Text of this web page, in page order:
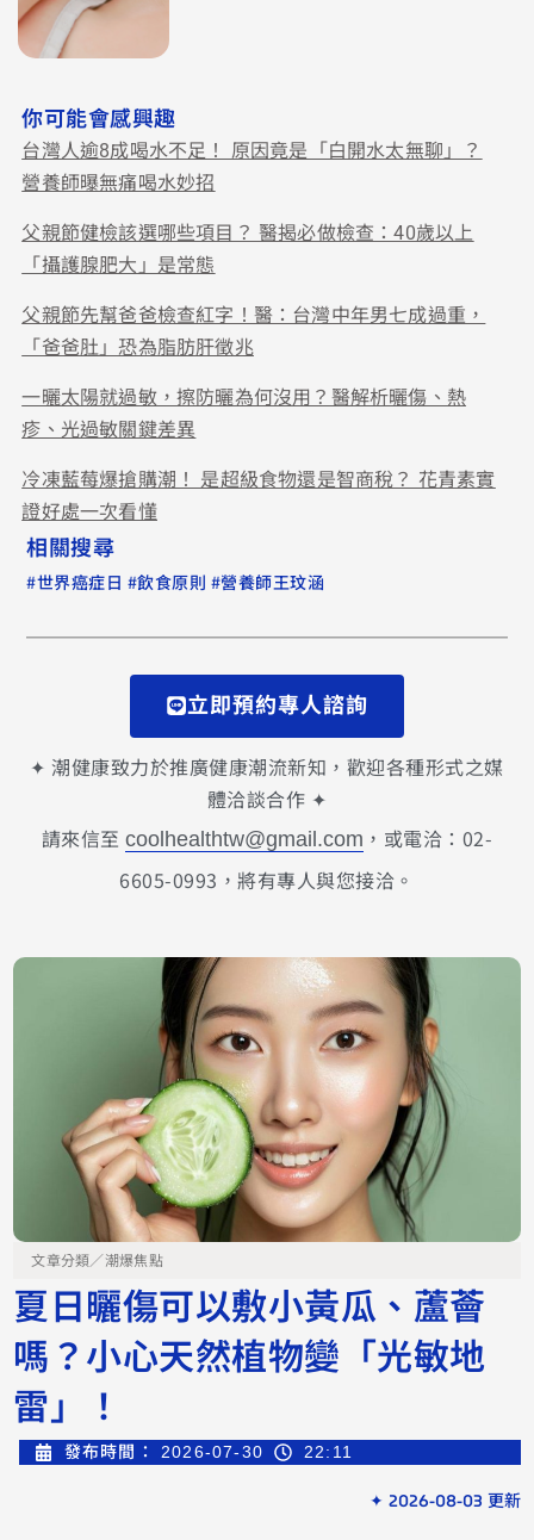
你可能會感興趣
台灣人逾8成喝水不足！ 原因竟是「白開水太無聊」？
營養師曝無痛喝水妙招
父親節健檢該選哪些項目？ 醫揭必做檢查：40歲以上
「攝護腺肥大」是常態
父親節先幫爸爸檢查紅字！醫：台灣中年男七成過重，
「爸爸肚」恐為脂肪肝徵兆
一曬太陽就過敏，擦防曬為何沒用？醫解析曬傷、熱
疹、光過敏關鍵差異
冷凍藍莓爆搶購潮！ 是超級食物還是智商稅？ 花青素實
證好處一次看懂
相關搜尋
#世界癌症日 #飲食原則 #營養師王玟涵
立即預約專人諮詢
✦ 潮健康致力於推廣健康潮流新知，歡迎各種形式之媒
體洽談合作 ✦
請來信至coolhealthtw@gmail.com ，或電洽：02-
6605-0993，將有專人與您接洽。
文章分類／潮爆焦點
夏日曬傷可以敷小黃瓜、蘆薈
嗎？小心天然植物變「光敏地
雷」！
發布時間： 2026-07-30 22:11
✦ 2026-08-03 更新